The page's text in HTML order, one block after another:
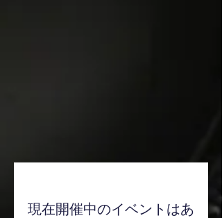
現在開催中のイベントはあ